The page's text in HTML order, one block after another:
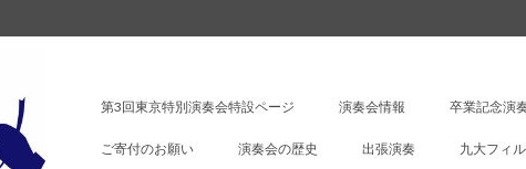
第3回東京特別演奏会特設ページ 演奏会情報 卒業記念演
ご寄付のお願い 演奏会の歴史 出張演奏 九大フィ